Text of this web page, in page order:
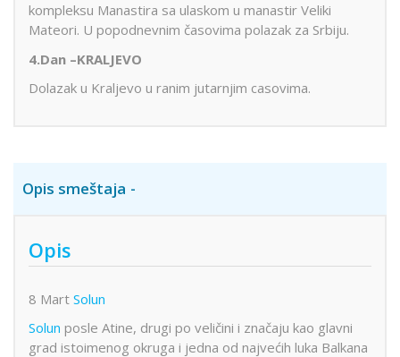
kompleksu Manastira sa ulaskom u manastir Veliki
Mateori. U popodnevnim časovima polazak za Srbiju.
4.Dan –KRALJEVO
Dolazak u Kraljevo u ranim jutarnjim casovima.
Opis smeštaja
Opis
8 Mart Solun
Solun posle Atine, drugi po veličini i značaju kao glavni
grad istoimenog okruga i jedna od najvećih luka Balkana